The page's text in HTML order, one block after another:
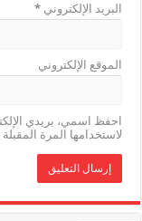
البريد الإلكتروني*
الموقع الإلكتروني
احفظ اسمي، بريدي
لاستخدامها المرة